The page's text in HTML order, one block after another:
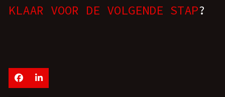
KLAAR VOOR DE VOLGENDE STAP?
FacebookLinkedIn